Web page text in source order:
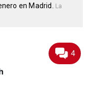
en Madrid.
La
4